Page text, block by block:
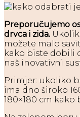
Preporučujemo
drvca i zida.
možete malo
kako biste dobili
naš inovativni
Primjer: ukoliko
ima dno široko
180×180 cm